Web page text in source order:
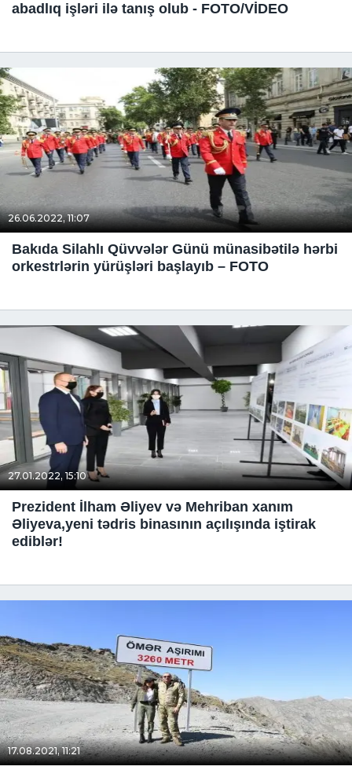
abadlıq işləri ilə tanış olub - FOTO/VİDEO
26.06.2022, 11:07
Bakıda Silahlı Qüvvələr Günü münasibətilə hərbi
orkestrlərin yürüşləri başlayıb – FOTO
27.01.2022, 15:10
Prezident İlham Əliyev və Mehriban xanım
Əliyeva,yeni tədris binasının açılışında iştirak
ediblər!
17.08.2021, 11:21